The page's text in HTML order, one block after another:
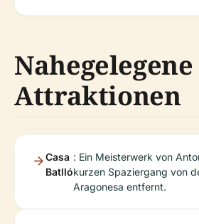
Nahegelegene
Attraktionen
Casa
Batlló
: Ein Meisterwerk von
kurzen Spaziergang von
Aragonesa entfernt.